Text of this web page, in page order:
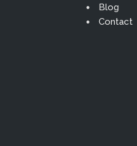
Blog
Contact